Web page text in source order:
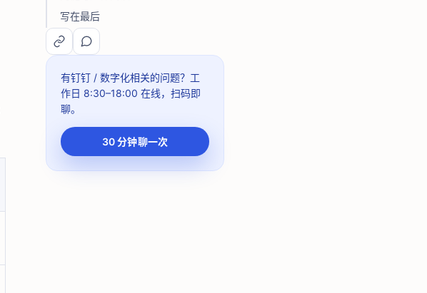
写在最后
有钉钉 / 数字化相关的问题？ 工
作日 8:30–18:00 在线，扫码即
聊。
30 分钟聊一次